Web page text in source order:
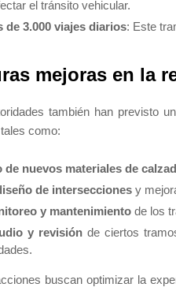
el tránsito vehicular.
de 3.000 viajes diarios: Este
mejoras en la
también han previsto
como:
de nuevos materiales de
de intersecciones y
y mantenimiento de los
y revisión de ciertos
buscan optimizar la